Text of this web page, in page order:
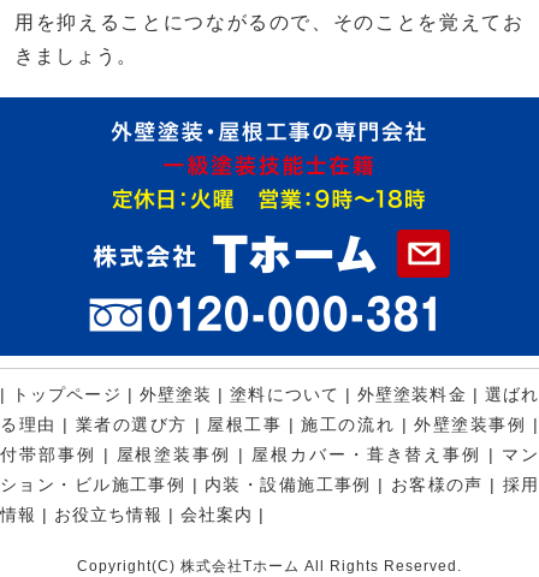
用を抑えることにつながるので、そのことを覚えてお
きましょう。
| トップページ | 外壁塗装 |塗料について |外壁塗装料金 | 選ばれ
る理由 | 業者の選び方 | 屋根工事 |施工の流れ |外壁塗装事例
|
付帯部事例
| 屋根塗装事例 | 屋根カバー・葺き替え事例 | マン
ション・ビル施工事例
| 内装・設備施工事例 | お客様の声 | 採用
情報 | お役立ち情報 | 会社案内 |
Copyright(C) 株式会社Tホーム All Rights Reserved.